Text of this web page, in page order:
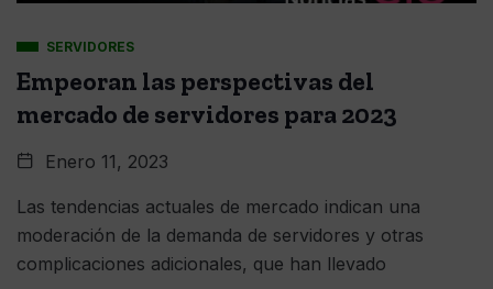
SERVIDORES
Empeoran las perspectivas del
mercado de servidores para 2023
Enero 11, 2023
Las tendencias actuales de mercado indican una
moderación de la demanda de servidores y otras
complicaciones adicionales, que han llevado